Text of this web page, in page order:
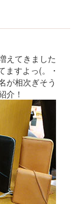
えてきました
ますよっ(。・
が相次ぎそう
介！